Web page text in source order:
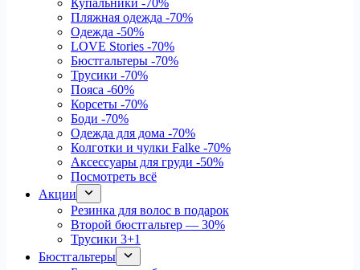
Купальники -70%
Пляжная одежда -70%
Одежда -50%
LOVE Stories -70%
Бюстгальтеры -70%
Трусики -70%
Пояса -60%
Корсеты -70%
Боди -70%
Одежда для дома -70%
Колготки и чулки Falke -70%
Аксессуары для груди -50%
Посмотреть всё
Акции
Резинка для волос в подарок
Второй бюстгальтер — 30%
Трусики 3+1
Бюстгальтеры